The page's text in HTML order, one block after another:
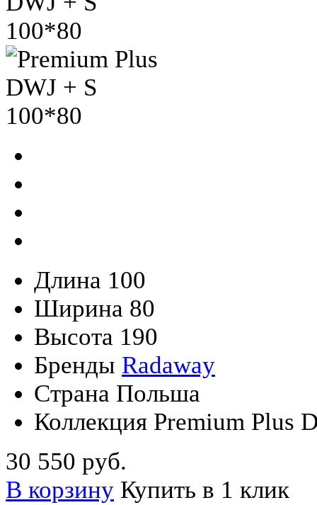
Длина 100
Ширина 80
Высота 190
Бренды Radaway
Страна Польша
Коллекция Premium Plus
30 550 руб.
В корзину Купить в 1 клик